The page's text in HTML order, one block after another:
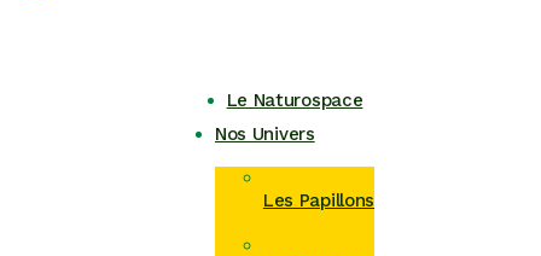
Le Naturospace
Nos Univers
Les Papillons